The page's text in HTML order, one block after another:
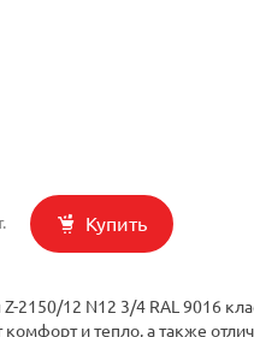
Купить
2150/12 N12 3/4 RAL 9016
комфорт и тепло, а также